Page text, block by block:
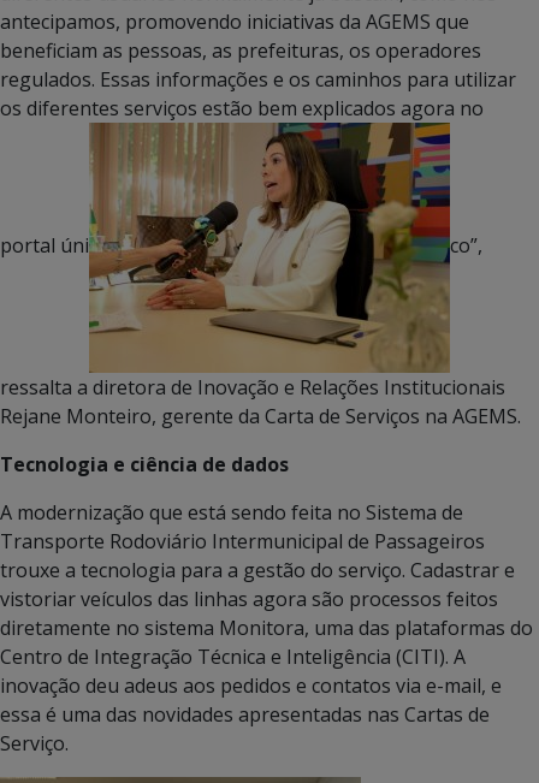
antecipamos, promovendo iniciativas da AGEMS que
beneficiam as pessoas, as prefeituras, os operadores
regulados. Essas informações e os caminhos para utilizar
os diferentes serviços estão bem explicados agora no
portal úni co”,
ressalta a diretora de Inovação e Relações Institucionais
Rejane Monteiro, gerente da Carta de Serviços na AGEMS.
Tecnologia e ciência de dados
A modernização que está sendo feita no Sistema de
Transporte Rodoviário Intermunicipal de Passageiros
trouxe a tecnologia para a gestão do serviço. Cadastrar e
vistoriar veículos das linhas agora são processos feitos
diretamente no sistema Monitora, uma das plataformas do
Centro de Integração Técnica e Inteligência (CITI). A
inovação deu adeus aos pedidos e contatos via e-mail, e
essa é uma das novidades apresentadas nas Cartas de
Serviço.